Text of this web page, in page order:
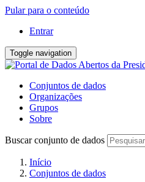
Pular para o conteúdo
Entrar
Toggle navigation
Conjuntos de dados
Organizações
Grupos
Sobre
Buscar conjunto de dados
Início
Conjuntos de dados